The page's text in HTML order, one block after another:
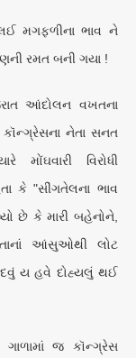
મગફળીના ભાવ ને
રમત બની ગયા !
આંદોલન વખતના
નેતા સનત
મોંઘવારી વિરોધી
કે "સીંગતેલના ભાવ
કે મારી બહેનોને,
આંસુઓથી લોટ
ય હવે દોહ્યલું થઈ
ગાળામાં જ કૉન્ગ્રેસ